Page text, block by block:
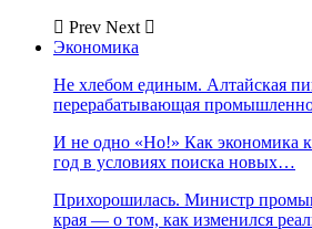
Prev Next
Экономика
Не хлебом единым. Алтайская
перерабатывающая
И не одно «Но!» Как экономика
год в условиях поиска новых…
Прихорошилась. Министр
края — о том, как изменился